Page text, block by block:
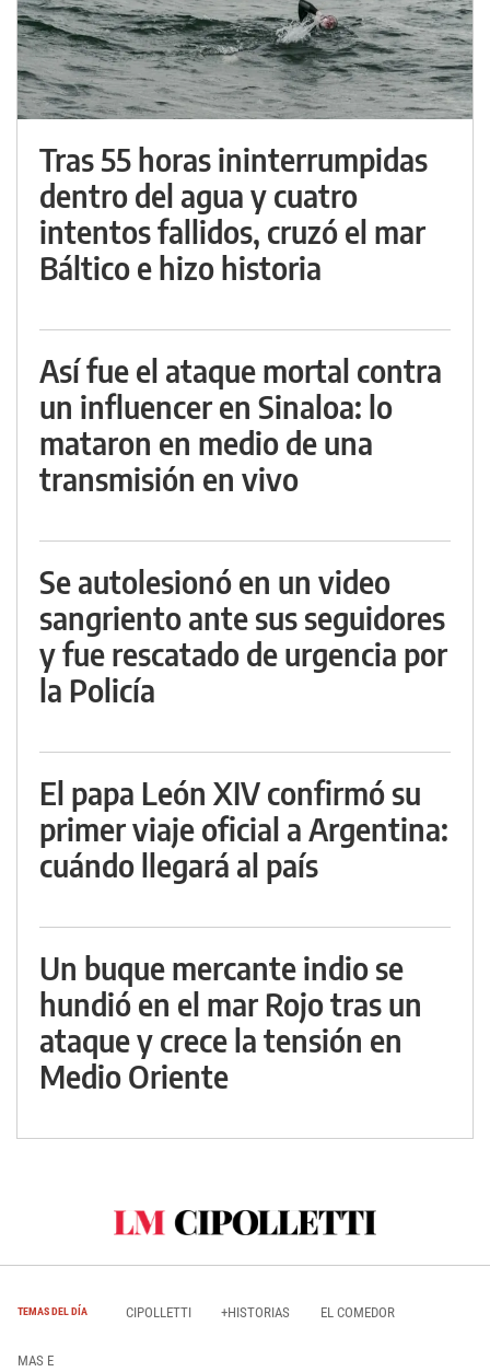
Tras 55 horas ininterrumpidas
dentro del agua y cuatro
intentos fallidos, cruzó el mar
Báltico e hizo historia
Así fue el ataque mortal contra
un influencer en Sinaloa: lo
mataron en medio de una
transmisión en vivo
Se autolesionó en un video
sangriento ante sus seguidores
y fue rescatado de urgencia por
la Policía
El papa León XIV confirmó su
primer viaje oficial a Argentina:
cuándo llegará al país
Un buque mercante indio se
hundió en el mar Rojo tras un
ataque y crece la tensión en
Medio Oriente
TEMAS DEL DÍA CIPOLLETTI +HISTORIAS EL COMEDOR
MAS E